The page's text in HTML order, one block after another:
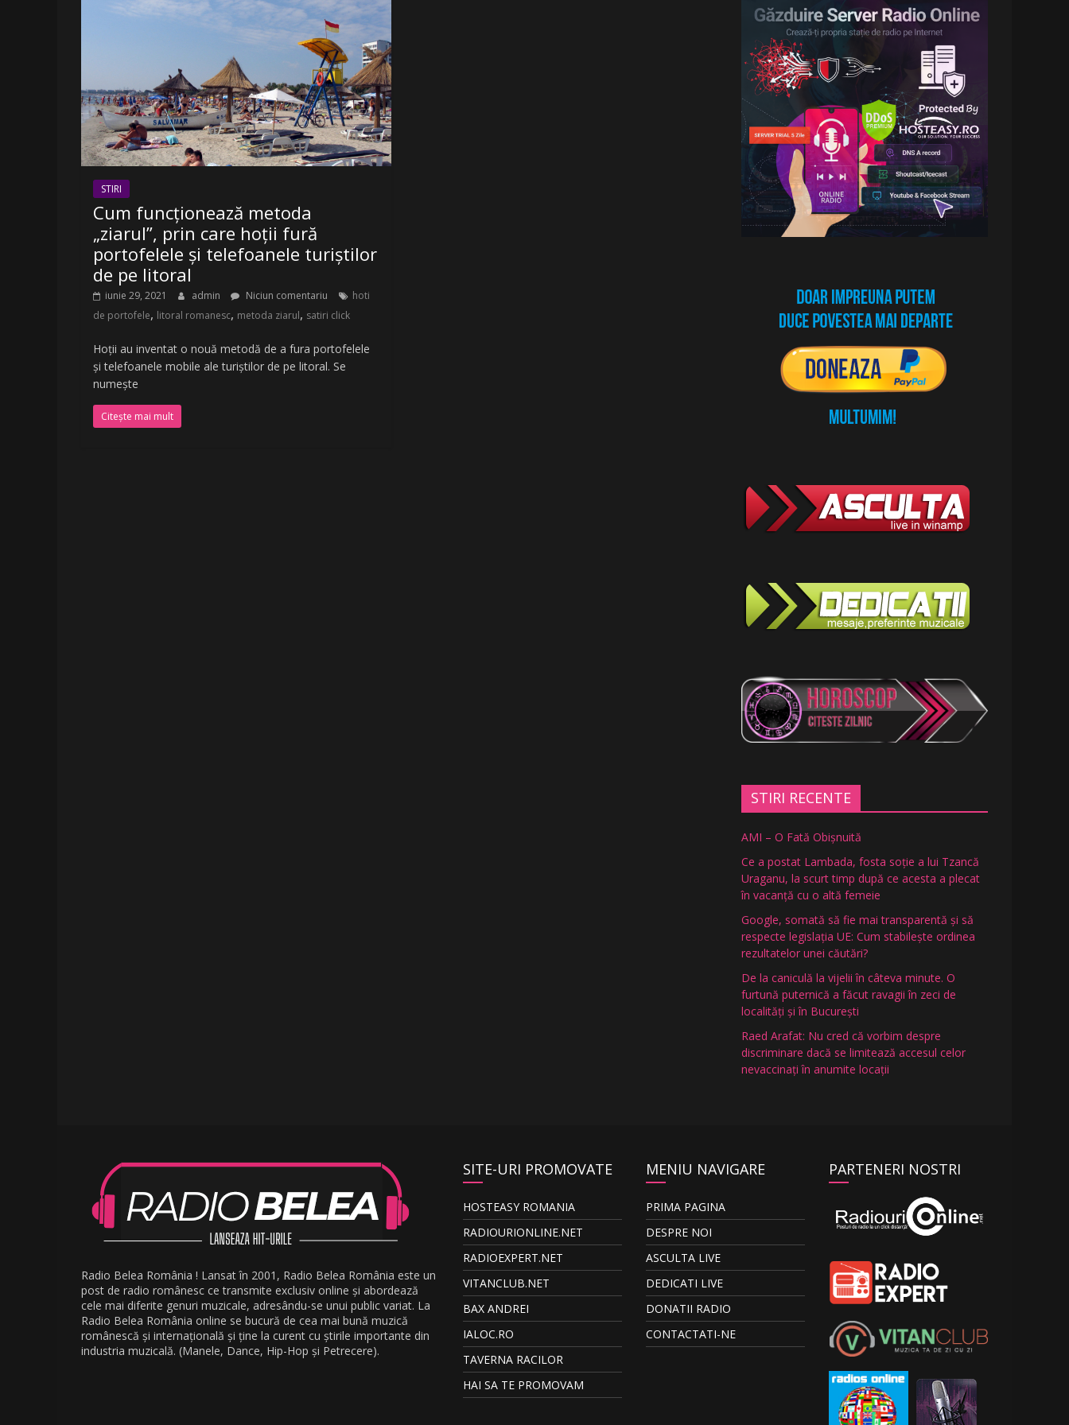
|
www.radiobelea.ro
STIRI
Cum funcționează metoda
„ziarul”, prin care hoții fură
portofelele și telefoanele turiștilor
de pe litoral
iunie 29, 2021 admin Niciun comentariu
hoti
de portofele, litoral romanesc, metoda ziarul, satiri click
Hoții au inventat o nouă metodă de a fura portofelele
și telefoanele mobile ale turiștilor de pe litoral. Se
numește
Citește mai mult
STIRI RECENTE
AMI – O Fată Obişnuită
Ce a postat Lambada, fosta soție a lui Tzancă
Uraganu, la scurt timp după ce acesta a plecat
în vacanță cu o altă femeie
Google, somată să fie mai transparentă și să
respecte legislația UE: Cum stabilește ordinea
rezultatelor unei căutări?
De la caniculă la vijelii în câteva minute. O
furtună puternică a făcut ravagii în zeci de
localități și în București
Raed Arafat: Nu cred că vorbim despre
discriminare dacă se limitează accesul celor
nevaccinați în anumite locații
Radio Belea România ! Lansat în 2001, Radio Belea România este un
post de radio românesc ce transmite exclusiv online și abordează
cele mai diferite genuri muzicale, adresându-se unui public variat. La
Radio Belea România online se bucură de cea mai bună muzică
românescă și internațională și ține la curent cu știrile importante din
industria muzicală. (Manele, Dance, Hip-Hop și Petrecere).
SITE-URI PROMOVATE
HOSTEASY ROMANIA
RADIOURIONLINE.NET
RADIOEXPERT.NET
VITANCLUB.NET
BAX ANDREI
IALOC.RO
TAVERNA RACILOR
HAI SA TE PROMOVAM
MENIU NAVIGARE
PRIMA PAGINA
DESPRE NOI
ASCULTA LIVE
DEDICATI LIVE
DONATII RADIO
CONTACTATI-NE
PARTENERI NOSTRI